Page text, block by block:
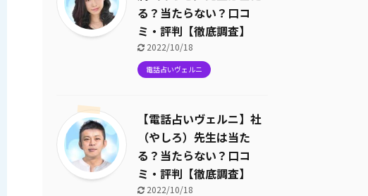
る？当たらない？口コ
ミ・評判【徹底調査】
2022/10/18
電話占いヴェルニ
【電話占いヴェルニ】社
（やしろ）先生は当た
る？当たらない？口コ
ミ・評判【徹底調査】
2022/10/18